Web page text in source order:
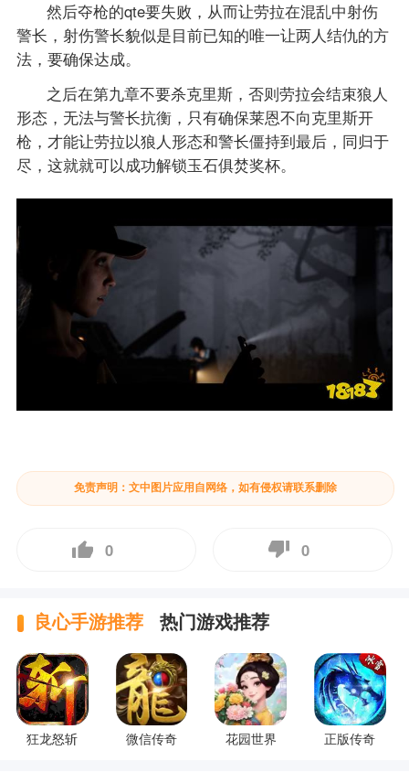
然后夺枪的qte要失败，从而让劳拉在混乱中射伤
警长，射伤警长貌似是目前已知的唯一让两人结仇的方
法，要确保达成。
之后在第九章不要杀克里斯，否则劳拉会结束狼人
形态，无法与警长抗衡，只有确保莱恩不向克里斯开
枪，才能让劳拉以狼人形态和警长僵持到最后，同归于
尽，这就就可以成功解锁玉石俱焚奖杯。
免责声明：文中图片应用自网络，如有侵权请联系删除
0 0
良心手游推荐 热门游戏推荐
狂龙怒斩 微信传奇 花园世界 正版传奇